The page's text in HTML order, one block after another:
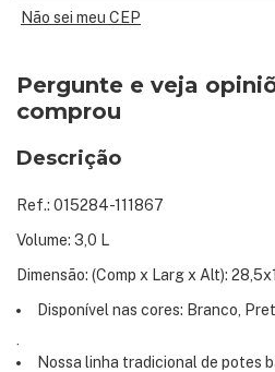
Não sei meu CEP
Pergunte e veja
comprou
Descrição
Ref.: 015284-111867
Volume: 3,0 L
Dimensão: (Comp x Larg x Alt):
Disponível nas cores: Branco,
·
Nossa linha tradicional de potes